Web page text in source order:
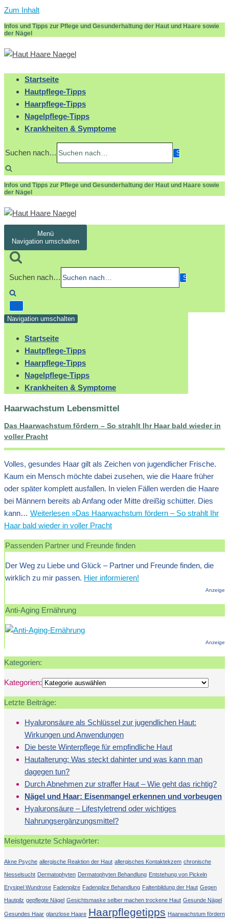
Zum Inhalt
Infos und Tipps zur Pflege und Gesunderhaltung der Haut und Haare sowie
der Nägel
Startseite
Hautpflege-Tipps
Haarpflege-Tipps
Nagelpflege-Tipps
Krankheiten & Symptome
Suchen nach…
Infos und Tipps zur Pflege und Gesunderhaltung der Haut und Haare sowie
der Nägel
Menü
Navigation umschalten
Suchen nach…
Navigation umschalten
Startseite
Hautpflege-Tipps
Haarpflege-Tipps
Nagelpflege-Tipps
Krankheiten & Symptome
Haarwachstum Lebensmittel
Das Haarwachstum fördern – So strahlt Ihr Haar bald wieder in
voller Pracht
Volles, gesundes Haar gilt als Zeichen von jugendlicher Frische.
Kaum ein Mensch möchte dabei zusehen, wie die Haare früher
oder später komplett ausfallen. In vielen Fällen werden die Haare
bei Männern bereits ab Anfang oder Mitte dreißig schütter. Dies
kann… Weiterlesen »Das Haarwachstum fördern – So strahlt Ihr
Haar bald wieder in voller Pracht
Passenden Partner und Freunde finden
Der Weg zu Liebe und Glück – Partner und Freunde finden, die
wirklich zu mir passen. Hier informieren!
Anzeige
Anti-Aging Ernährung
Anzeige
Kategorien:
Kategorien:
Letzte Beiträge:
Hyaluronsäure als Schlüssel zur jugendlichen Haut:
Wirkungen und Anwendungen
Die beste Winterpflege für empfindliche Haut
Hautalterung: Was steckt dahinter und was kann man
dagegen tun?
Durch Abnehmen zur straffer Haut – Wie geht das richtig?
Nägel und Haar: Eisenmangel erkennen und vorbeugen
Hyaluronsäure – Lifestyletrend oder wichtiges
Nahrungsergänzungsmittel?
Meistgenutzte Schlagwörter:
Akne Psyche allergische Reaktion der Haut allergisches Kontaktekzem chronische
Nesselsucht Dermatophyten Dermatophyten Behandlung Entstehung von Pickeln
Erysipel Wundrose Fadenpilze Fadenpilze Behandlung Faltenbildung der Haut Gegen
Hautpilz gepflegte Nägel Gesichtsmaske selber machen trockene Haut Gesunde Nägel
Gesundes Haar glanzlose Haare Haarpflegetipps Haarwachstum fördern